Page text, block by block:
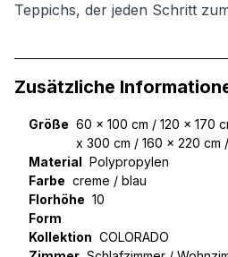
Teppichs, der jeden Schritt
Zusätzliche
Größe 60 x 100 cm / 120 x 170
x 300 cm / 160 x 220 cm
Material Polypropylen
Farbe creme / blau
Florhöhe 10
Form
Kollektion COLORADO